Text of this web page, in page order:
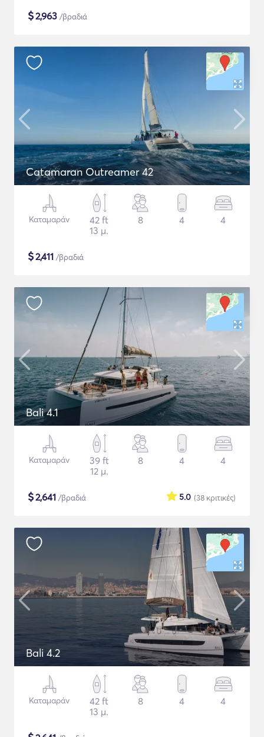
$2,963 /βραδιά
Catamaran Outreamer 42
Καταμαράν
42 ft
13 μ.
8 4 4
$2,411 /βραδιά
Bali 4.1
Καταμαράν
39 ft
12 μ.
8 4 4
$2,641 /βραδιά (38 κριτικές)
5.0
Bali 4.2
Καταμαράν
42 ft
13 μ.
8 4 4